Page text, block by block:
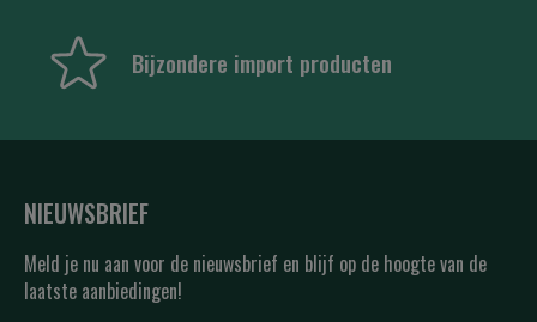
Bijzondere import producten
NIEUWSBRIEF
Meld je nu aan voor de nieuwsbrief en blijf op de hoogte van de
laatste aanbiedingen!